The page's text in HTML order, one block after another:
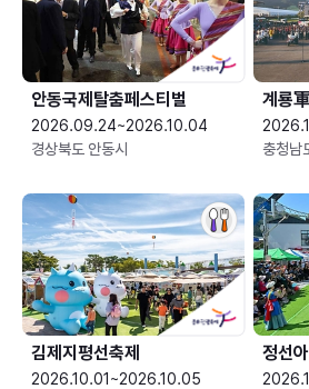
안동국제탈춤페스티벌
2026.09.24~2026.10.04
경상북도 안동시
충청남
김제지평선축제
2026.10.01~2026.10.05
정선